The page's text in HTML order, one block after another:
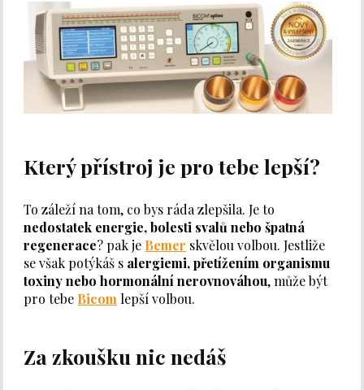
Který přístroj je pro tebe lepší?
To záleží na tom, co bys ráda zlepšila. Je to
nedostatek energie, bolesti svalů nebo špatná
regenerace? pak je Bemer skvělou volbou. Jestliže
se však potýkáš s alergiemi, přetížením organismu
toxiny nebo hormonální nerovnováhou, může být
pro tebe Bicom lepší volbou.
Za zkoušku nic nedáš